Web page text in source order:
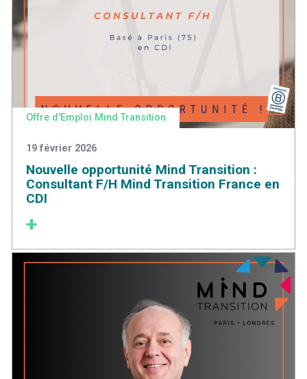
Offre d'Emploi Mind Transition
19 février 2026
Nouvelle opportunité Mind Transition :
Consultant F/H Mind Transition France en
CDI